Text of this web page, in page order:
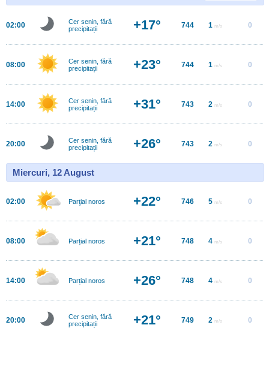
02:00
Cer senin, fără
precipitații
+17° 744 1 m/s 0
08:00
Cer senin, fără
precipitații
+23° 744 1 m/s 0
14:00
Cer senin, fără
precipitații
+31° 743 2 m/s 0
20:00
Cer senin, fără
precipitații
+26° 743 2 m/s 0
Miercuri, 12 August
02:00 Parţial noros +22° 746 5 m/s 0
08:00 Parțial noros +21° 748 4 m/s 0
14:00 Parțial noros +26° 748 4 m/s 0
20:00
Cer senin, fără
precipitații
+21° 749 2 m/s 0